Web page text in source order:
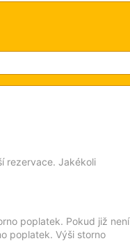
rezervace. Jakékoli
poplatek. Pokud již není
poplatek. Výši storno